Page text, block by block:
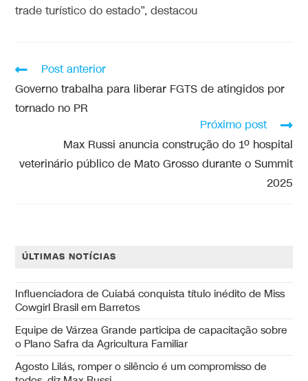
trade turístico do estado”, destacou
Post anterior
Governo trabalha para liberar FGTS de atingidos por
tornado no PR
Próximo post
Max Russi anuncia construção do 1º hospital
veterinário público de Mato Grosso durante o Summit
2025
ÚLTIMAS NOTÍCIAS
Influenciadora de Cuiabá conquista título inédito de Miss
Cowgirl Brasil em Barretos
Equipe de Várzea Grande participa de capacitação sobre
o Plano Safra da Agricultura Familiar
Agosto Lilás, romper o silêncio é um compromisso de